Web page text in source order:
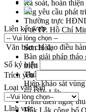
Rà soát, hoàn
ứng yêu cầu phát
Thường trực
y tế TP. Hồ Chí
Lễ truy điệu và an
Sơn Hòa
Bàn giải pháp tháo
triển khai quy định
Thứ trưởng Bộ
Hiệp khảo sát
tại Đắk Lắk
Trình diễn nghệ
Liên kết web
Văn bản chỉ đạo điều
Số ký hiệu
Trích yếu
Loại văn bản
Lĩnh vực